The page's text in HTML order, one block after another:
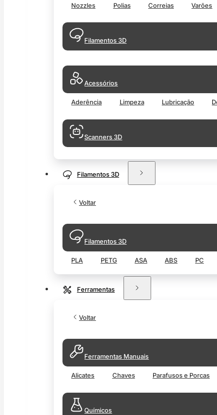
Nozzles Polias Correias Varões
Filamentos 3D
Acessórios
Aderência Limpeza Lubricação
Scanners 3D
Filamentos 3D
Voltar
Filamentos 3D
PLA PETG ASA ABS PC
Ferramentas
Voltar
Ferramentas Manuais
Alicates Chaves Parafusos e Porcas
Químicos